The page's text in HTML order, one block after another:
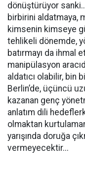
dönüştürüyor
birbirini aldatmaya,
kimsenin kimseye
tehlikeli dönemde,
batırmayı da ihmal
manipülasyon
aldatıcı olabilir, bin
Berlin’de, üçüncü
kazanan genç
anlatım dili
olmaktan
yarışında doruğa
vermeyecektir...